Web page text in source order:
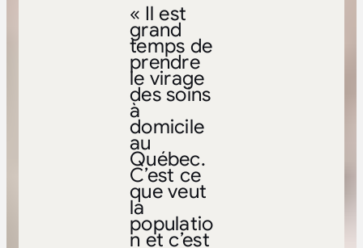
« Il est
grand
temps de
prendre
le virage
des soins
à
domicile
au
Québec.
C’est ce
que veut
la
populatio
n et c’est